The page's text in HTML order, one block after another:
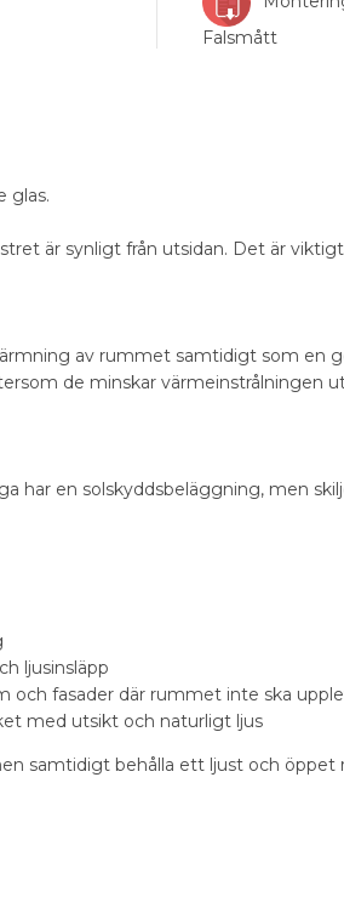
Falsmått
glas.
är synligt från utsidan. Det är
av rummet samtidigt som en
de minskar värmeinstrålningen
har en solskyddsbeläggning, men
ljusinsläpp
och fasader där rummet inte ska
med utsikt och naturligt ljus
samtidigt behålla ett ljust och öppet